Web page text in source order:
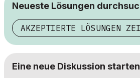
Neueste Lösungen
AKZEPTIERTE LÖSUNGEN
Eine neue Diskussion